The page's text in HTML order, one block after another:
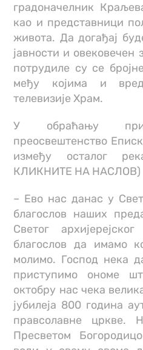
градоначелник
као и представници
живота. Да догађај
јавности и овековечен
потрудиле су се
међу којима и
телевизије Храм.
У обраћању
преосвештенство
између осталог
КЛИКНИТЕ НА НАСЛОВ)
– Ево нас данас у
благослов наших
Светог
благослов да имамо
молимо. Господ нека
приступимо ономе
октобру нас чека
јубилеја 800 година
правсолавне цркве.
Пресветом